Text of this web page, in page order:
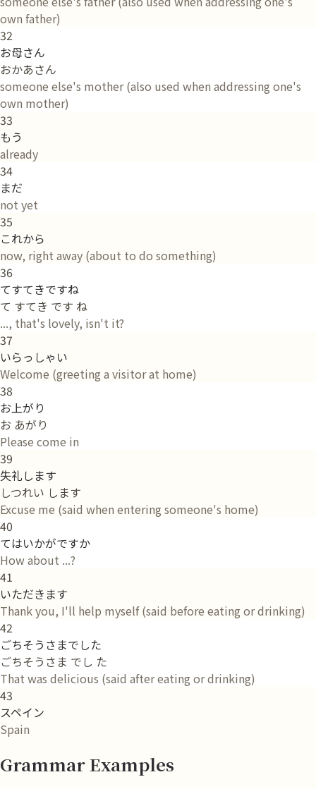
own father)
32
お母さん
おかあさん
someone else's mother (also used when addressing one's
own mother)
33
もう
already
34
まだ
not yet
35
これから
now, right away (about to do something)
36
てすてきですね
て すてき です ね
..., that's lovely, isn't it?
37
いらっしゃい
Welcome (greeting a visitor at home)
38
お上がり
お あがり
Please come in
39
失礼します
しつれい します
Excuse me (said when entering someone's home)
40
てはいかがですか
How about ...?
41
いただきます
Thank you, I'll help myself (said before eating or drinking)
42
ごちそうさまでした
ごちそうさま でし た
That was delicious (said after eating or drinking)
43
スペイン
Spain
Grammar Examples